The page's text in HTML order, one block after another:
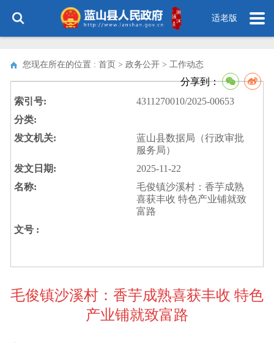
适老版
您现在所在的位置 : 首页 > 政务公开 > 工作动态
分享到：
索引号:
4311270010/2025-00653
分类:
发文机关:
蓝山县数据局（行政审批
服务局）
发文日期:
2025-11-22
名称:
毛俊镇沙溪村：香芋成熟
喜获丰收 特色产业铺就致
富路
文号 :
毛俊镇沙溪村：香芋成熟喜获丰收 特色
产业铺就致富路